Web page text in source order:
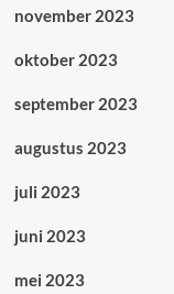
november 2023
oktober 2023
september 2023
augustus 2023
juli 2023
juni 2023
mei 2023